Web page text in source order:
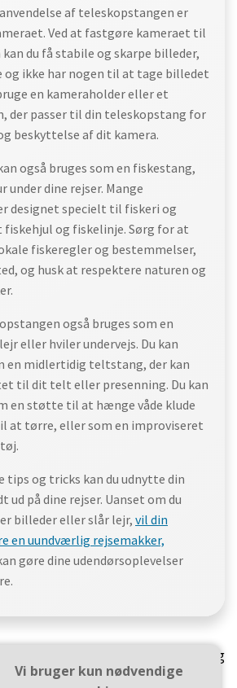
af teleskopstangen er
Ved at fastgøre kameraet til
du få stabile og skarpe billeder,
og ikke har nogen til at tage billedet
en kameraholder eller et
der passer til din teleskopstang for
beskyttelse af dit kamera.
også bruges som en fiskestang,
under dine rejser. Mange
designet specielt til fiskeri og
fiskehjul og fiskelinje. Sørg for at
fiskeregler og bestemmelser,
og husk at respektere naturen og
også bruges som en
eller hviler undervejs. Du kan
en midlertidig teltstang, der kan
til dit telt eller presenning. Du kan
en støtte til at hænge våde klude
at tørre, eller som en improviseret
tips og tricks kan du udnytte din
på dine rejser. Uanset om du
billeder eller slår lejr, vil din
en uundværlig rejsemakker,
gøre dine udendørsoplevelser
Næste indlæg
Vi bruger kun nødvendige